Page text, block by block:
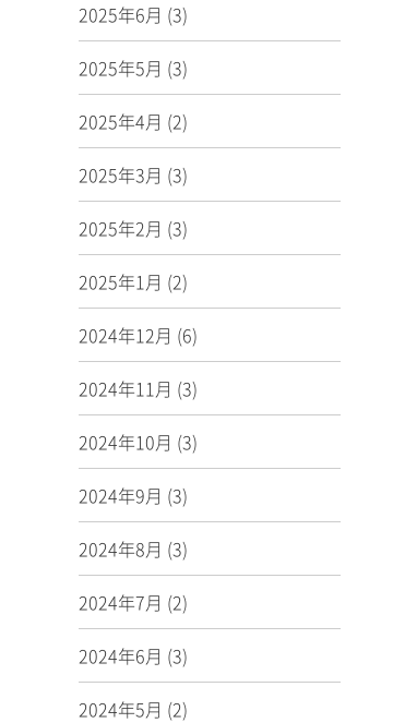
2025年6月 (3)
2025年5月 (3)
2025年4月 (2)
2025年3月 (3)
2025年2月 (3)
2025年1月 (2)
2024年12月 (6)
2024年11月 (3)
2024年10月 (3)
2024年9月 (3)
2024年8月 (3)
2024年7月 (2)
2024年6月 (3)
2024年5月 (2)